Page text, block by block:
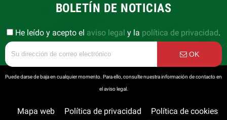
BOLETÍN DE NOTICIAS
He leído y acepto el aviso legal y la política de privacidad.
OK
Puede darse de baja en cualquier momento. Para ello, consulte nuestra información de contacto en
el aviso legal.
Mapa web Política de privacidad
Política de cookies